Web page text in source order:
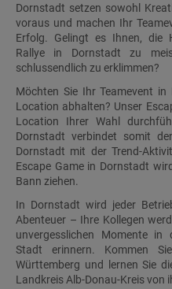
Dornstadt setzen sowohl
voraus und machen Ihr
Erfolg. Gelingt es Ihnen, die
Rallye in Dornstadt zu
schlussendlich zu erklimmen?
Möchten Sie Ihr Teamevent
Location abhalten? Unser
Location Ihrer Wahl
Dornstadt verbindet somit
Dornstadt mit der Trend-
Escape Game in Dornstadt
Bann ziehen.
In Dornstadt wird jeder
Abenteuer – Ihre Kollegen
unvergesslichen Momente in
Stadt erinnern. Kommen
Württemberg und lernen Sie
Landkreis Alb-Donau-Kreis von